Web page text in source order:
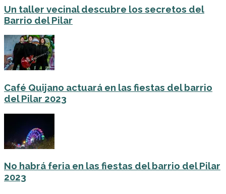
Un taller vecinal descubre los secretos del
Barrio del Pilar
Café Quijano actuará en las fiestas del barrio
del Pilar 2023
No habrá feria en las fiestas del barrio del Pilar
2023